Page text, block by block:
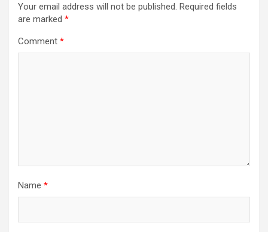
Your email address will not be published. Required fields
are marked *
Comment *
Name *